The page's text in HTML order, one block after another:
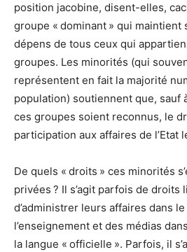
position jacobine, disent-elles,
groupe « dominant » qui maintient
dépens de tous ceux qui
groupes. Les minorités (qui
représentent en fait la majorité
population) soutiennent que, sauf
ces groupes soient reconnus, le
participation aux affaires de l’Etat
De quels « droits » ces minorités
privées ? Il s’agit parfois de
d’administrer leurs affaires dans
l’enseignement et des médias
la langue « officielle ». Parfois, il